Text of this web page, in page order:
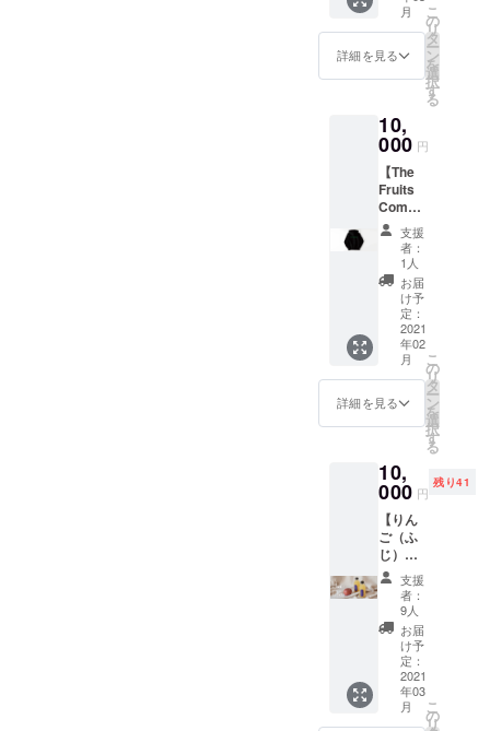
いま
す。 ※
送料込
製造工
程の都
合等に
より出
荷時期
が遅れ
る場合
がござ
いま
す。
長野県
産りん
ご（ふ
じ）果
汁100%
（スト
レー
ト） ※
デザイ
ン・仕
様は一
部変更
になる
可能性
がござ
いま
す。 ※
送料込
み（100
サイ
ズ）の
価格で
合等に
より出
荷時期
が遅れ
る場合
がござ
いま
す。 ※
賞味期
限：
ジュー
ス製造
から2年
月
詳細を見る
こ
の
リ
タ
ー
ン
を
選
択
す
る
10,
000 円
【The
Fruits
Compa
ny™
Unifor
Hoodie
】 ・
The
Fruits
Compa
ny™
Unifor
m
Hoodie
1枚 -
ラー：
ブラッ
ク（ボ
ディ） /
ライト
グリー
ン（ロ
ゴ） -
9.0oz /
コット
60%、
ポリエ
ステル
40%
支援
者：
1人
お届
け予
定：
2021
年02
月
詳細を見る
こ
の
リ
タ
ー
ン
を
選
択
す
る
10,
000 円
残り41
【りん
ご（ふ
じ）ス
トレー
ト
ジュー
ス
（250m
l）6本
セット
+ SIWA
｜The
支援
者：
9人
お届
け予
定：
2021
年03
月
こ
の
リ